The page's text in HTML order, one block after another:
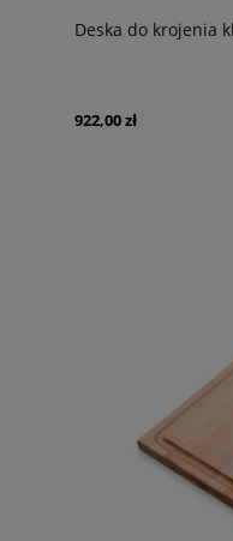
Deska do krojenia
922,00 zł